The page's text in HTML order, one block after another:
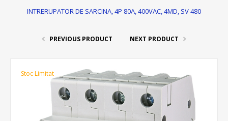
INTRERUPATOR DE SARCINA, 4P 80A, 400VAC, 4MD, SV 480
PREVIOUS PRODUCT NEXT PRODUCT
Stoc Limitat